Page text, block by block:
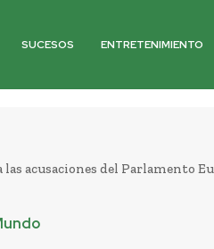
SUCESOS ENTRETENIMIENTO
acusaciones del Parlamento